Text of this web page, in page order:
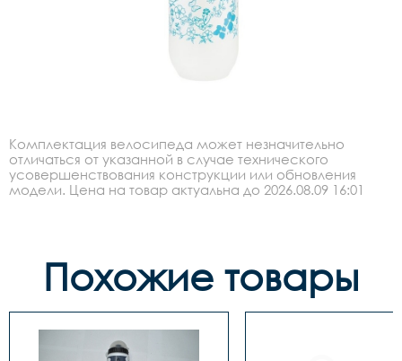
Комплектация велосипеда может незначительно
отличаться от указанной в случае технического
усовершенствования конструкции или обновления
модели. Цена на товар актуальна до 2026.08.09 16:01
Похожие товары